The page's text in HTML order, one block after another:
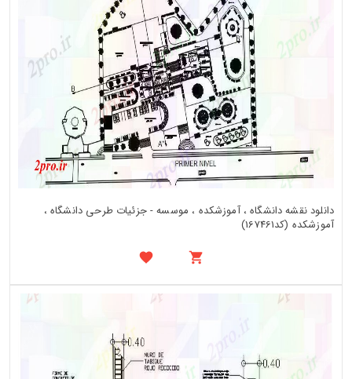
دانلود نقشه دانشگاه ، آموزشکده ، موسسه - جزئیات طرحی دانشگاه ،
آموزشکده (کد167461)